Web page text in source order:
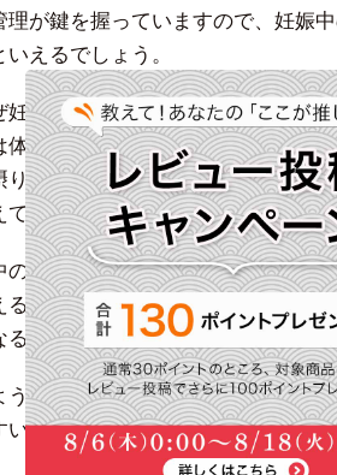
理が鍵を握っていますので、妊娠
いえるでしょう。
妊娠中は減塩しなければならない
体内の水分量と関わりがあります
りすぎると濃度を調整するために
てしまうため、高血圧になりやす
の高血圧は、妊娠高血圧症候群と
る可能性もあります。具体的には
るといったリスクが挙げられていま
うな事態を防ぐためにも日々の食
い時期ですので、いつも以上に塩